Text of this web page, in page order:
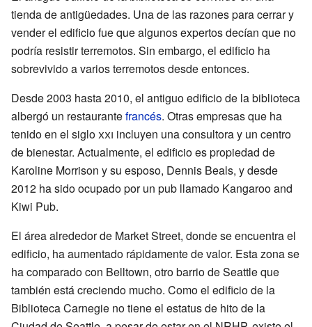
tienda de antigüedades. Una de las razones para cerrar y
vender el edificio fue que algunos expertos decían que no
podría resistir terremotos. Sin embargo, el edificio ha
sobrevivido a varios terremotos desde entonces.
Desde 2003 hasta 2010, el antiguo edificio de la biblioteca
albergó un restaurantefrancés. Otras empresas que ha
tenido en el sigloxxi incluyen una consultora y un centro
de bienestar. Actualmente, el edificio es propiedad de
Karoline Morrison y su esposo, Dennis Beals, y desde
2012 ha sido ocupado por un pub llamado Kangaroo and
Kiwi Pub.
El área alrededor de Market Street, donde se encuentra el
edificio, ha aumentado rápidamente de valor. Esta zona se
ha comparado con Belltown, otro barrio de Seattle que
también está creciendo mucho. Como el edificio de la
Biblioteca Carnegie no tiene el estatus de hito de la